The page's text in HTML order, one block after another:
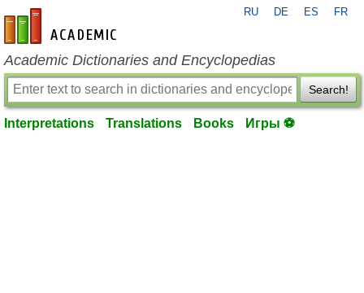
en-academic.com
RU DE ES FR
Academic Dictionaries and Encyclopedias
Search!
Interpretations Translations Books Игры ⚽